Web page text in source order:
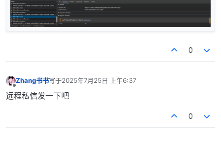
0
Zhang书书写于2025年7月25日 上午6:37
最后由 编辑
远程私信发一下吧
0